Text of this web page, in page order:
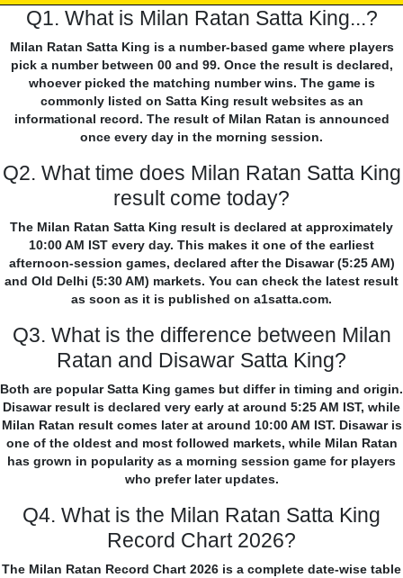
Q1. What is Milan Ratan Satta King...?
Milan Ratan Satta King is a number-based game where players
pick a number between 00 and 99. Once the result is declared,
whoever picked the matching number wins. The game is
commonly listed on Satta King result websites as an
informational record. The result of Milan Ratan is announced
once every day in the morning session.
Q2. What time does Milan Ratan Satta King
result come today?
The Milan Ratan Satta King result is declared at approximately
10:00 AM IST every day. This makes it one of the earliest
afternoon-session games, declared after the Disawar (5:25 AM)
and Old Delhi (5:30 AM) markets. You can check the latest result
as soon as it is published on a1satta.com.
Q3. What is the difference between Milan
Ratan and Disawar Satta King?
Both are popular Satta King games but differ in timing and origin.
Disawar result is declared very early at around 5:25 AM IST, while
Milan Ratan result comes later at around 10:00 AM IST. Disawar is
one of the oldest and most followed markets, while Milan Ratan
has grown in popularity as a morning session game for players
who prefer later updates.
Q4. What is the Milan Ratan Satta King
Record Chart 2026?
The Milan Ratan Record Chart 2026 is a complete date-wise table